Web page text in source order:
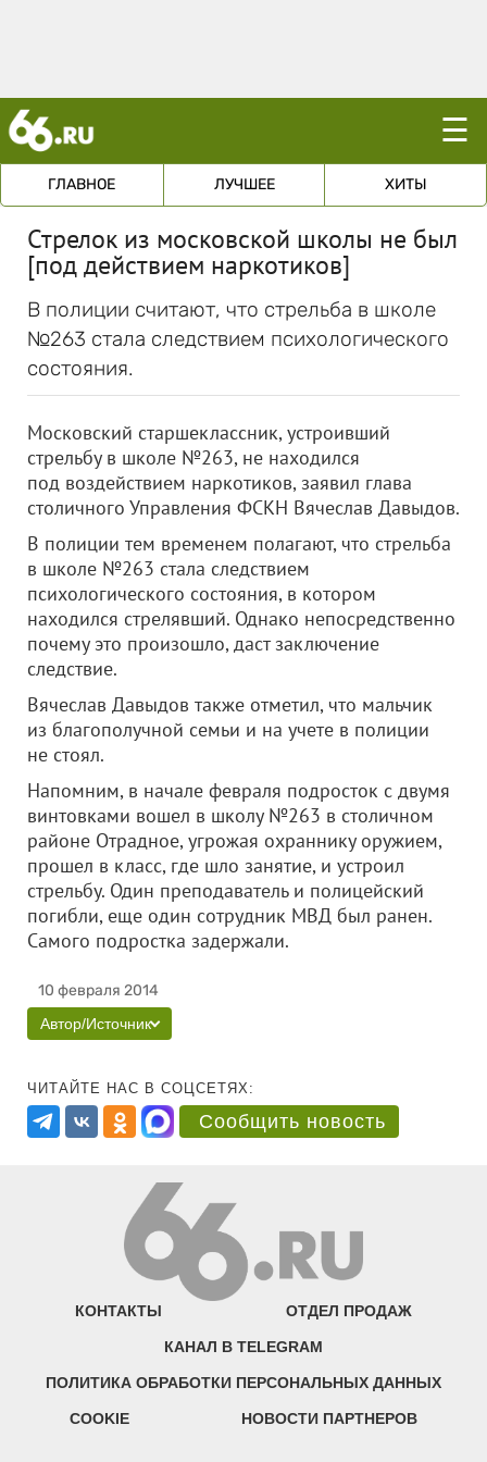
☰
ГЛАВНОЕ ЛУЧШЕЕ ХИТЫ
Стрелок из московской школы не был
[под действием наркотиков]
В полиции считают, что стрельба в школе
№263 стала следствием психологического
состояния.
Московский старшеклассник, устроивший
стрельбу в школе №263, не находился
под воздействием наркотиков, заявил глава
столичного Управления ФСКН Вячеслав Давыдов.
В полиции тем временем полагают, что стрельба
в школе №263 стала следствием
психологического состояния, в котором
находился стрелявший. Однако непосредственно
почему это произошло, даст заключение
следствие.
Вячеслав Давыдов также отметил, что мальчик
из благополучной семьи и на учете в полиции
не стоял.
Напомним, в начале февраля подросток с двумя
винтовками вошел в школу №263 в столичном
районе Отрадное, угрожая охраннику оружием,
прошел в класс, где шло занятие, и устроил
стрельбу. Один преподаватель и полицейский
погибли, еще один сотрудник МВД был ранен.
Самого подростка задержали.
10 февраля 2014
Автор/Источник
ЧИТАЙТЕ НАС В СОЦСЕТЯХ:
Сообщить новость
КОНТАКТЫ ОТДЕЛ ПРОДАЖ
КАНАЛ В TELEGRAM
ПОЛИТИКА ОБРАБОТКИ ПЕРСОНАЛЬНЫХ ДАННЫХ
COOKIE НОВОСТИ ПАРТНЕРОВ